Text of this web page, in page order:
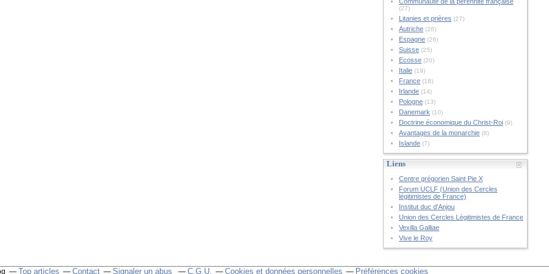
(27)
Litanies et prières (27)
Autriche(26)
Espagne(26)
Suisse(25)
Ecosse(20)
Italie(19)
France(18)
Irlande(14)
Pologne(13)
Danemark (10)
Doctrine économique du Christ-Roi(9)
Avantages de la monarchie(8)
Islande(7)
Liens
Centre grégorien Saint Pie X
Forum UCLF (Union des Cercles
légitimistes de France)
Institut duc d'Anjou
Union des Cercles Légitimistes de France
Vexilla Galliae
Vive le Roy
Top articles Contact Signaler un abus C.G.U. Cookies et données personnelles Préférences cookies